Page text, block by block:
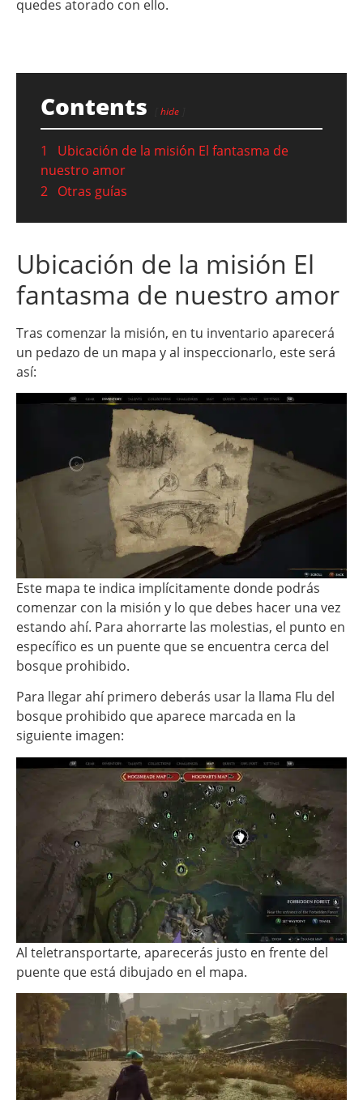
quedes atorado con ello.
Contents hide
1
Ubicación de la misión El fantasma de
nuestro amor
2 Otras guías
Ubicación de la misión El
fantasma de nuestro amor
Tras comenzar la misión, en tu inventario aparecerá
un pedazo de un mapa y al inspeccionarlo, este será
así:
Este mapa te indica implícitamente donde podrás
comenzar con la misión y lo que debes hacer una vez
estando ahí. Para ahorrarte las molestias, el punto en
específico es un puente que se encuentra cerca del
bosque prohibido.
Para llegar ahí primero deberás usar la llama Flu del
bosque prohibido que aparece marcada en la
siguiente imagen:
Al teletransportarte, aparecerás justo en frente del
puente que está dibujado en el mapa.